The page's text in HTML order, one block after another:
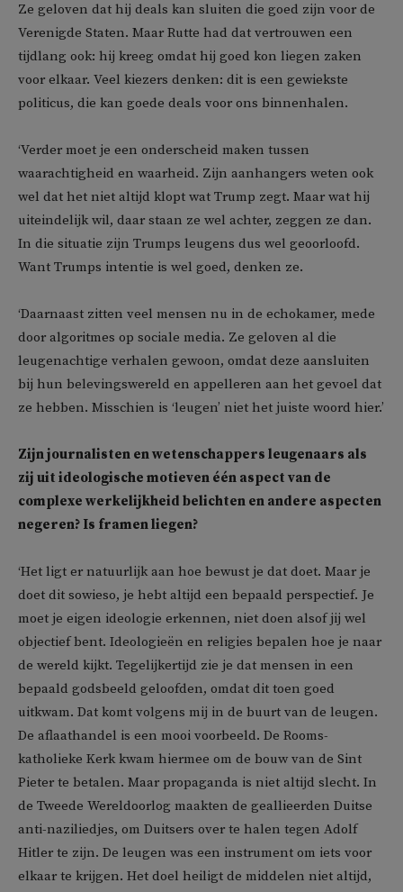
Ze geloven dat hij deals kan sluiten die goed zijn voor de
Verenigde Staten. Maar Rutte had dat vertrouwen een
tijdlang ook: hij kreeg omdat hij goed kon liegen zaken
voor elkaar. Veel kiezers denken: dit is een gewiekste
politicus, die kan goede deals voor ons binnenhalen.
‘Verder moet je een onderscheid maken tussen
waarachtigheid en waarheid. Zijn aanhangers weten ook
wel dat het niet altijd klopt wat Trump zegt. Maar wat hij
uiteindelijk wil, daar staan ze wel achter, zeggen ze dan.
In die situatie zijn Trumps leugens dus wel geoorloofd.
Want Trumps intentie is wel goed, denken ze.
‘Daarnaast zitten veel mensen nu in de echokamer, mede
door algoritmes op sociale media. Ze geloven al die
leugenachtige verhalen gewoon, omdat deze aansluiten
bij hun belevingswereld en appelleren aan het gevoel dat
ze hebben. Misschien is ‘leugen’ niet het juiste woord hier.’
Zijn journalisten en wetenschappers leugenaars als
zij uit ideologische motieven één aspect van de
complexe werkelijkheid belichten en andere aspecten
negeren? Is framen liegen?
‘Het ligt er natuurlijk aan hoe bewust je dat doet. Maar je
doet dit sowieso, je hebt altijd een bepaald perspectief. Je
moet je eigen ideologie erkennen, niet doen alsof jij wel
objectief bent. Ideologieën en religies bepalen hoe je naar
de wereld kijkt. Tegelijkertijd zie je dat mensen in een
bepaald godsbeeld geloofden, omdat dit toen goed
uitkwam. Dat komt volgens mij in de buurt van de leugen.
De aflaathandel is een mooi voorbeeld. De Rooms-
katholieke Kerk kwam hiermee om de bouw van de Sint
Pieter te betalen. Maar propaganda is niet altijd slecht. In
de Tweede Wereldoorlog maakten de geallieerden Duitse
anti-naziliedjes, om Duitsers over te halen tegen Adolf
Hitler te zijn. De leugen was een instrument om iets voor
elkaar te krijgen. Het doel heiligt de middelen niet altijd,